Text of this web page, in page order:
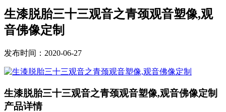
生漆脱胎三十三观音之青颈观音塑像,观
音佛像定制
发布时间：2020-06-27
生漆脱胎三十三观音之青颈观音塑像,观音佛像定制
产品详情